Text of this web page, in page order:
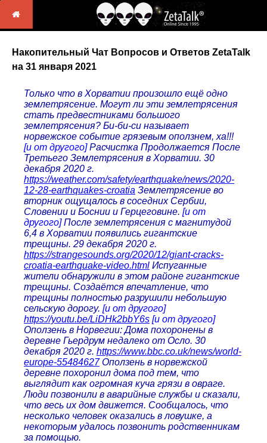
Накопительный Чат Вопросов и Ответов ZetaTalk
на 31 января 2021
Только что в Хорватии произошло ещё одно
землетрясение. Могут ли эти землетрясения
стать предвестниками большого
землетрясения? Би-би-си называет
норвежское событие грязевым оползнем, ха!!!
[и от другого] Расчистка Продолжается После
Третьего Землетрясения в Хорватии. 30
декабря 2020 г.
https://weather.com/safety/earthquake/news/2020-
12-28-earthquakes-croatia Землетрясение во
вторник ощущалось в соседних Сербии,
Словении и Боснии и Герцеговине. [и от
другого] После землетрясения с магнитудой
6,4 в Хорватии появились гигантские
трещины. 29 декабря 2020 г.
https://strangesounds.org/2020/12/giant-cracks-
croatia-earthquake-video.html Испуганные
жители обнаружили в этом районе гигантские
трещины. Создаётся впечатление, что
трещины полностью разрушили небольшую
сельскую дорогу. [и от другого]
https://youtu.be/LiDHk2bbY6s [и от другого]
Оползень в Норвегии: Дома похоронены в
деревне Гьердрум недалеко от Осло. 30
декабря 2020 г. https://www.bbc.co.uk/news/world-
europe-55484627Оползень в норвежской
деревне похоронил дома под тем, что
выглядит как огромная куча грязи в овраге.
Люди позвонили в аварийные службы и сказали,
что весь их дом движется. Сообщалось, что
несколько человек оказались в ловушке, а
некоторым удалось позвонить родственникам
за помощью.